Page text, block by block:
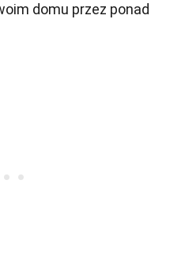
domu przez ponad